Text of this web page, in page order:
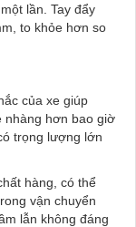
lần. Tay đẩy
to khỏe hơn so
của xe giúp
nhàng hơn bao giờ
trọng lượng lớn
hàng, có thể
vận chuyển
lẫn không đáng